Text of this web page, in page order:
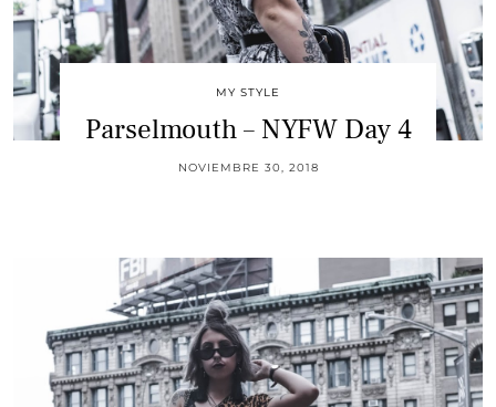
MY STYLE
Parselmouth – NYFW Day 4
NOVIEMBRE 30, 2018